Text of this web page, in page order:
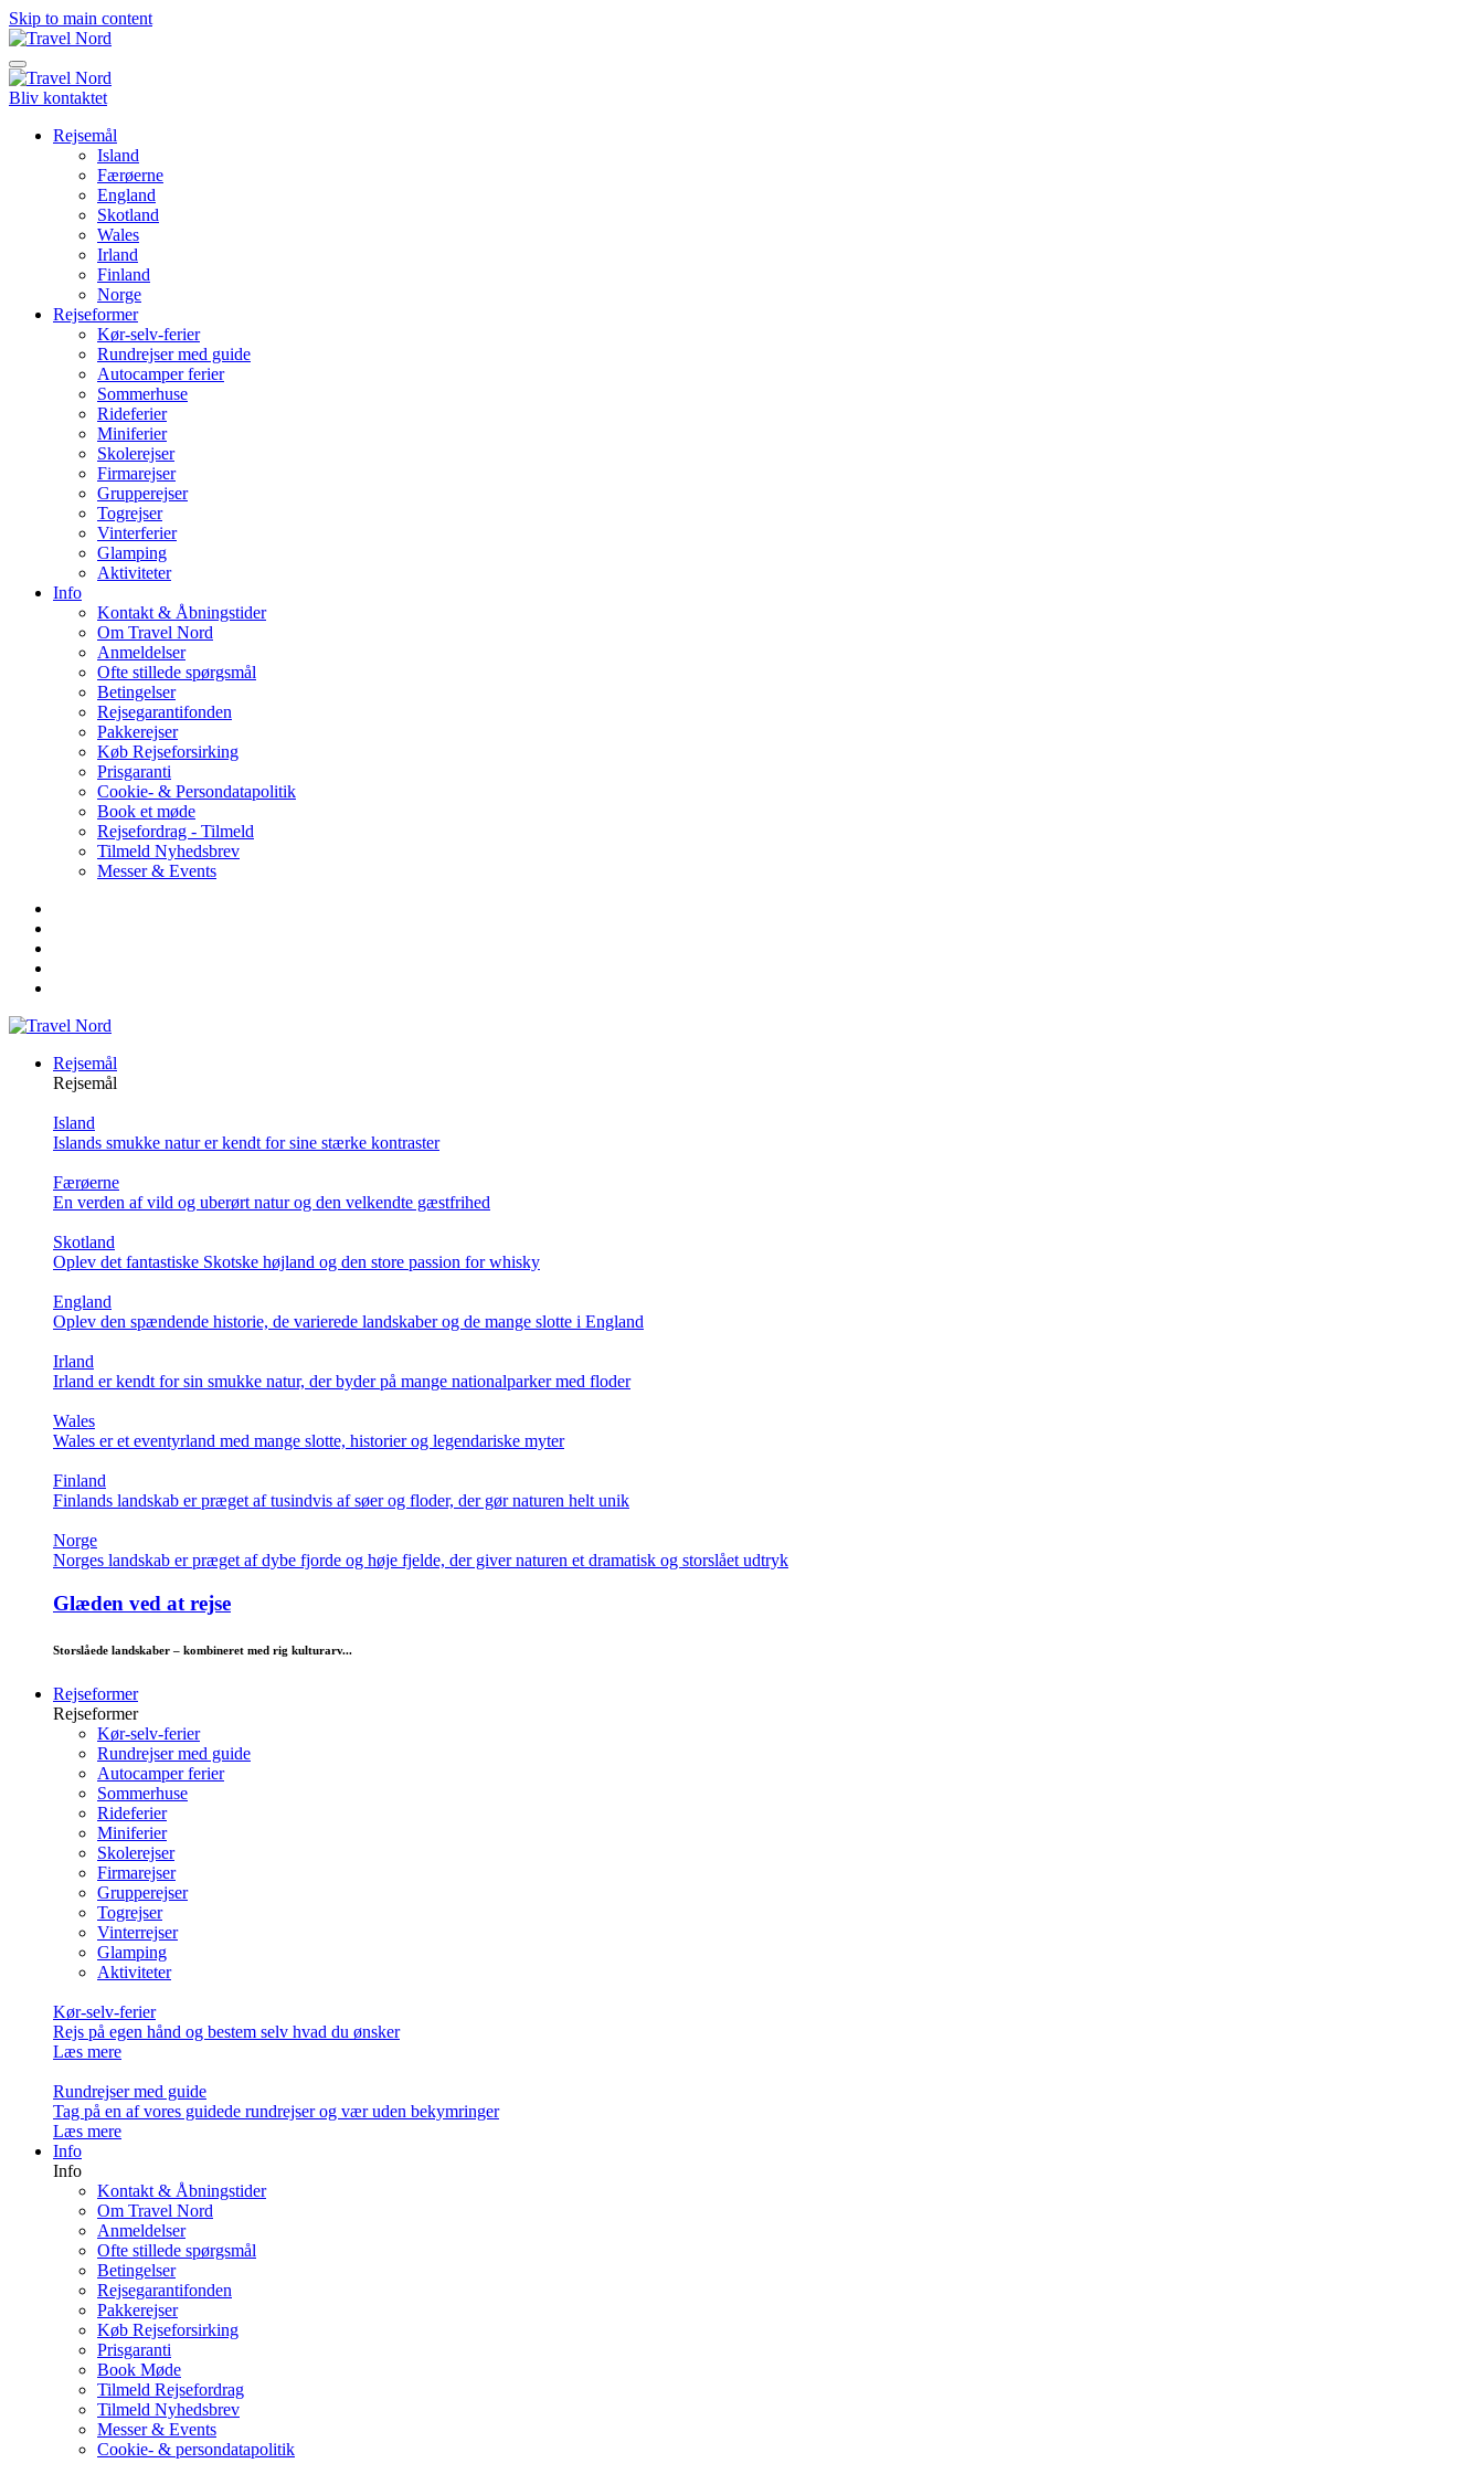
Skip to main content
Bliv kontaktet
Rejsemål
Island
Færøerne
England
Skotland
Wales
Irland
Finland
Norge
Rejseformer
Kør-selv-ferier
Rundrejser med guide
Autocamper ferier
Sommerhuse
Rideferier
Miniferier
Skolerejser
Firmarejser
Grupperejser
Togrejser
Vinterferier
Glamping
Aktiviteter
Info
Kontakt & Åbningstider
Om Travel Nord
Anmeldelser
Ofte stillede spørgsmål
Betingelser
Rejsegarantifonden
Pakkerejser
Køb Rejseforsirking
Prisgaranti
Cookie- & Persondatapolitik
Book et møde
Rejsefordrag - Tilmeld
Tilmeld Nyhedsbrev
Messer & Events
Rejsemål
Rejsemål
Island
Islands smukke natur er kendt for sine stærke kontraster
Færøerne
En verden af vild og uberørt natur og den velkendte gæstfrihed
Skotland
Oplev det fantastiske Skotske højland og den store passion for whisky
England
Oplev den spændende historie, de varierede landskaber og de mange slotte i England
Irland
Irland er kendt for sin smukke natur, der byder på mange nationalparker med floder
Wales
Wales er et eventyrland med mange slotte, historier og legendariske myter
Finland
Finlands landskab er præget af tusindvis af søer og floder, der gør naturen helt unik
Norge
Norges landskab er præget af dybe fjorde og høje fjelde, der giver naturen et dramatisk og storslået udtryk
Glæden ved at rejse
Storslåede landskaber – kombineret med rig kulturarv...
Rejseformer
Rejseformer
Kør-selv-ferier
Rundrejser med guide
Autocamper ferier
Sommerhuse
Rideferier
Miniferier
Skolerejser
Firmarejser
Grupperejser
Togrejser
Vinterrejser
Glamping
Aktiviteter
Kør-selv-ferier
Rejs på egen hånd og bestem selv hvad du ønsker
Læs mere
Rundrejser med guide
Tag på en af vores guidede rundrejser og vær uden bekymringer
Læs mere
Info
Info
Kontakt & Åbningstider
Om Travel Nord
Anmeldelser
Ofte stillede spørgsmål
Betingelser
Rejsegarantifonden
Pakkerejser
Køb Rejseforsirking
Prisgaranti
Book Møde
Tilmeld Rejsefordrag
Tilmeld Nyhedsbrev
Messer & Events
Cookie- & persondatapolitik